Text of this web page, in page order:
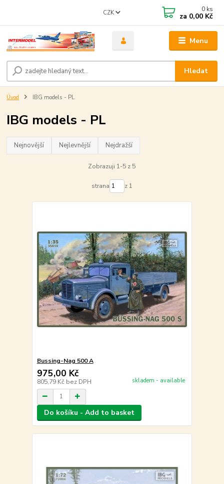
Menu
CZK
Hledat
0 ks
za 0,00 Kč
Úvod IBG models - PL
IBG models - PL
Nejnovější Nejlevnější Nejdražší
Zobrazuji 1-5 z 5
strana z 1
Bussing-Nag 500 A
975,00 Kč
805,79 Kč bez DPH skladem - available
Do košíku - Add to basket